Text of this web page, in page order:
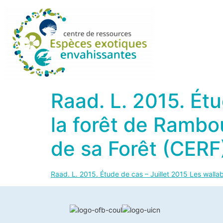
Raad. L. 2015.
la forêt de
de sa Forêt
Raad. L. 2015. Étude de cas – Juillet 2015 Les